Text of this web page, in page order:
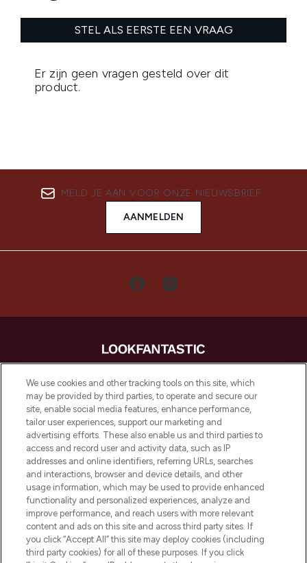
MELD JE AAN VOOR ONZE NIEUWSBRIEF
AANMELDEN
LOOKFANTASTIC is de ultieme online
beautybestemming van Europa, met de
beste huidverzorging, haarproducten en
make-up van meer dan 200 topmerken.
Shop online of via de app, met gratis
verzending vanaf €40.
Cookie-toestemming
Do Not Sell or Share My Personal
Information
HELP & INFORMATIE
We use cookies and other tracking tools on this site, which
may be provided by third parties, to operate and secure our
site, enable social media features, enhance performance,
tailor user experiences, support our marketing and
advertising efforts. These also enable us and third parties to
access and record user and activity data, such as IP
addresses and online identifiers, referring URLs, searches
and interactions, browser and device details, and other
usage information, which may be used to provide enhanced
functionality and personalized experiences, analyze and
improve performance, and reach users with more relevant
content and ads on this site and across third party sites. If
you click “Accept All” this site may deploy cookies (including
third party cookies) for all of these purposes. If you click